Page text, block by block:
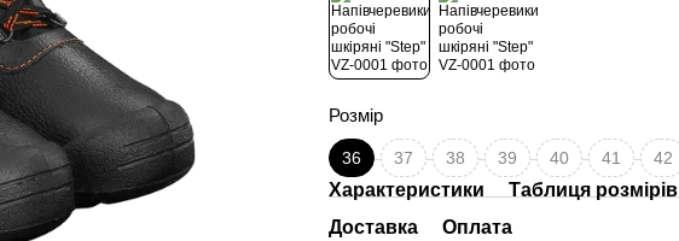
Розмір
36 37 38 39 40 41 42
Характеристики
Таблиця розмірів
Доставка
Оплата